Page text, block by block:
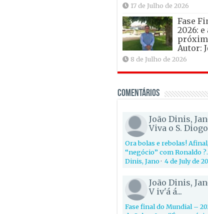
17 de Julho de 2026
Fase
2026: e
Autor:
8 de Julho de 2026
Comentários
João Dinis,
Viva o S.
Ora bolas e rebolas!
“negócio” com Ronaldo
Dinis, Jano· 4 de July de
João Dinis,
V iv'á á...
Fase final do Mundial –